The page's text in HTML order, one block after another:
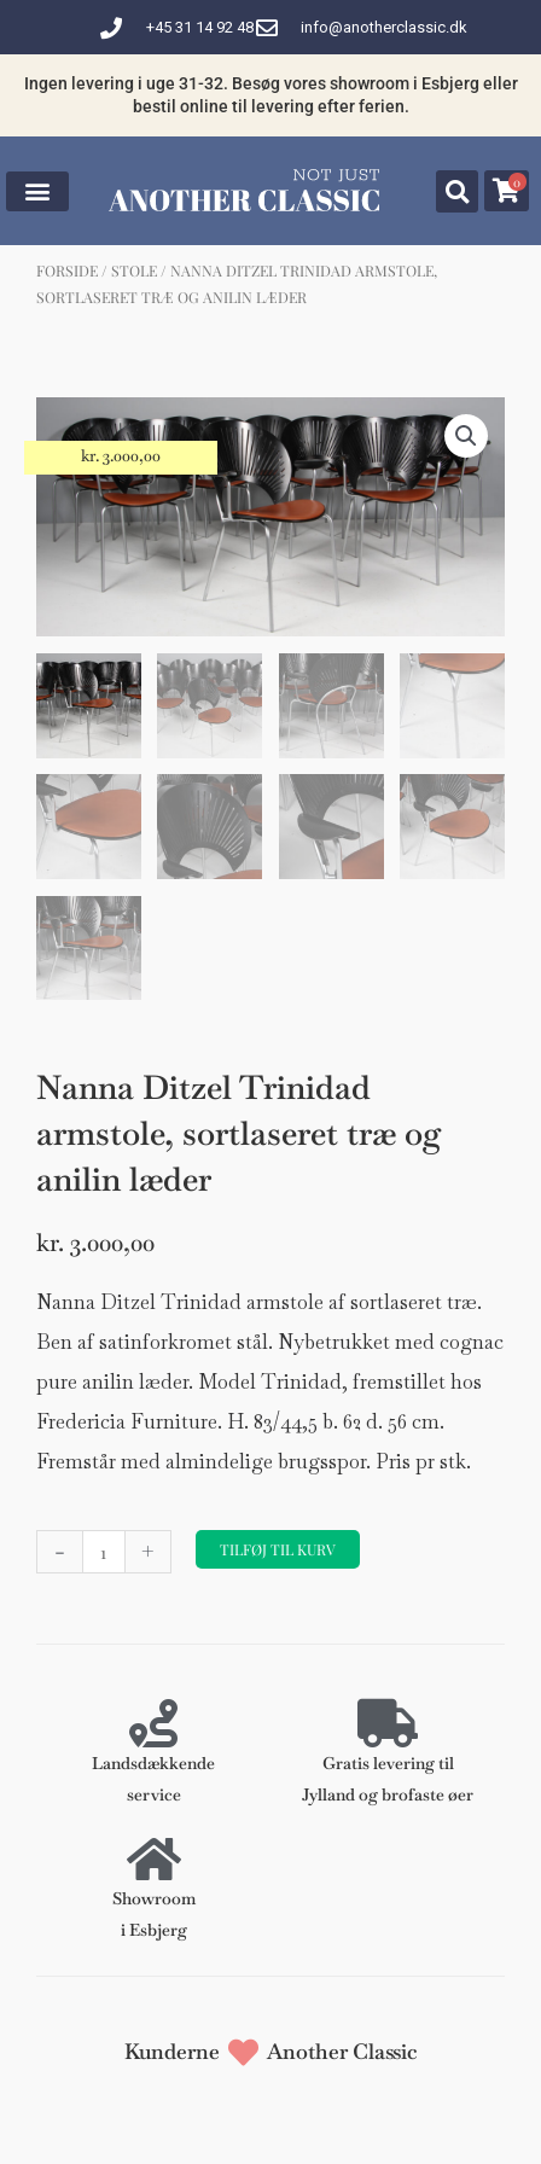
indholdet
+45 31 14 92 48 info@anotherclassic.dk
Ingen levering i uge 31-32. Besøg vores showroom i Esbjerg eller
bestil online til levering efter ferien.
0
FORSIDE / STOLE / NANNA DITZEL TRINIDAD ARMSTOLE,
SORTLASERET TRÆ OG ANILIN LÆDER
have din interesse?
Sko til Arne Jacobsen stole
DKK 100,00
kr.3.000,00
Nanna Ditzel Trinidad
armstole, sortlaseret træ og
anilin læder
kr. 3.000,00
Nanna Ditzel Trinidad armstole af sortlaseret træ.
Ben af satinforkromet stål. Nybetrukket med cognac
pure anilin læder. Model Trinidad, fremstillet hos
Fredericia Furniture. H. 83/44,5 b. 62 d. 56 cm.
Fremstår med almindelige brugsspor. Pris pr stk.
-
Ditzel
Trinidad
+ TILFØJ TIL KURV
Landsdækkende
service
Gratis levering til
Jylland og brofaste øer
Showroom
i Esbjerg
Kunderne Another Classic